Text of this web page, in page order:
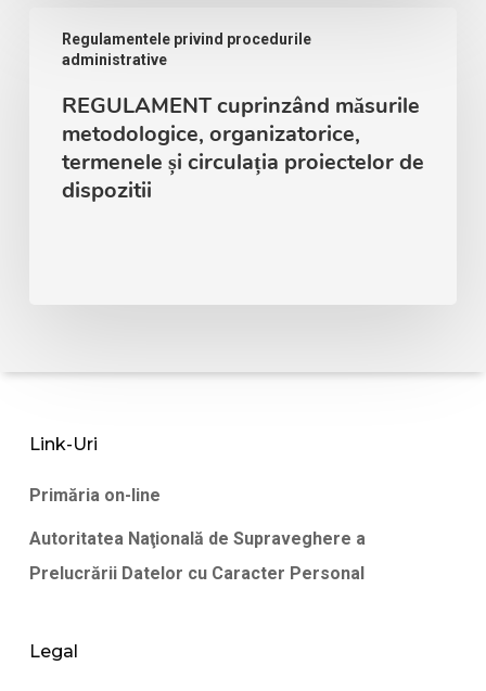
Regulamentele privind procedurile
administrative
REGULAMENT cuprinzând măsurile
metodologice, organizatorice,
termenele și circulația proiectelor de
dispozitii
Link-Uri
Primăria on-line
Autoritatea Naţională de Supraveghere a
Prelucrării Datelor cu Caracter Personal
Legal